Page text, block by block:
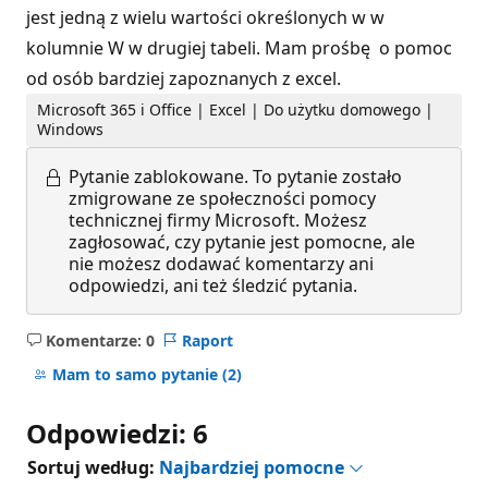
jest jedną z wielu wartości określonych w w
kolumnie W w drugiej tabeli. Mam prośbę o pomoc
od osób bardziej zapoznanych z excel.
Microsoft 365 i Office | Excel | Do użytku domowego |
Windows
Pytanie zablokowane. To pytanie zostało
zmigrowane ze społeczności pomocy
technicznej firmy Microsoft. Możesz
zagłosować, czy pytanie jest pomocne, ale
nie możesz dodawać komentarzy ani
odpowiedzi, ani też śledzić pytania.
Komentarze: 0
Brak
komentarzy
Raport
Mam to samo pytanie (2)
Odpowiedzi: 6
Sortuj według: Najbardziej pomocne